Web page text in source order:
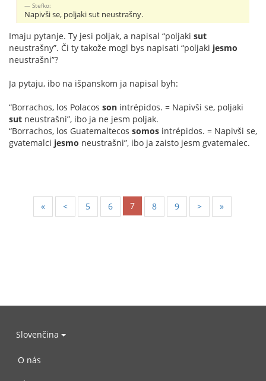
Stefko:
Napivši se, poljaki sut neustrašny.
Imaju pytanje. Ty jesi poljak, a napisal “poljaki sut
neustrašny”. Či ty takože mogl bys napisati “poljaki jesmo
neustrašni”?
Ja pytaju, ibo na išpanskom ja napisal byh:
“Borrachos, los Polacos son intrépidos. = Napivši se, poljaki
sut neustrašni”, ibo ja ne jesm poljak.
“Borrachos, los Guatemaltecos somos intrépidos. = Napivši se,
gvatemalci jesmo neustrašni”, ibo ja zaisto jesm gvatemalec.
« < 5 6 7 8 9 > »
Slovenčina
O nás